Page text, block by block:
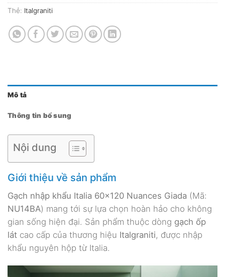
Thẻ: Italgraniti
Mô tả
Thông tin bổ sung
Nội dung
Giới thiệu về sản phẩm
Gạch nhập khẩu Italia 60×120 Nuances Giada (Mã:
NU14BA) mang tới sự lựa chọn hoàn hảo cho không
gian sống hiện đại. Sản phẩm thuộc dòng gạch ốp
lát cao cấp của thương hiệu Italgraniti, được nhập
khẩu nguyên hộp từ Italia.